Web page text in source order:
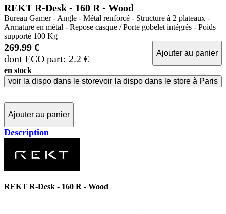
REKT R-Desk - 160 R - Wood
Bureau Gamer - Angle - Métal renforcé - Structure à 2 plateaux -
Armature en métal - Repose casque / Porte gobelet intégrés - Poids
supporté 100 Kg
269.99 €
dont ECO part: 2.2 €
Ajouter au panier
en stock
voir la dispo dans le storevoir la dispo dans le store à Paris
Ajouter au panier
Description
REKT R-Desk - 160 R - Wood